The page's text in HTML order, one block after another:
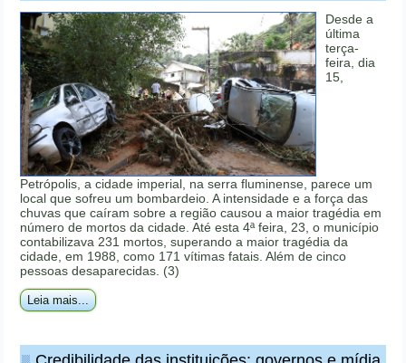
Desde a
última
terça-
feira, dia
15,
Petrópolis, a cidade imperial, na serra fluminense, parece um
local que sofreu um bombardeio. A intensidade e a força das
chuvas que caíram sobre a região causou a maior tragédia em
número de mortos da cidade. Até esta 4ª feira, 23, o município
contabilizava 231 mortos, superando a maior tragédia da
cidade, em 1988, como 171 vítimas fatais. Além de cinco
pessoas desaparecidas. (3)
Leia mais...